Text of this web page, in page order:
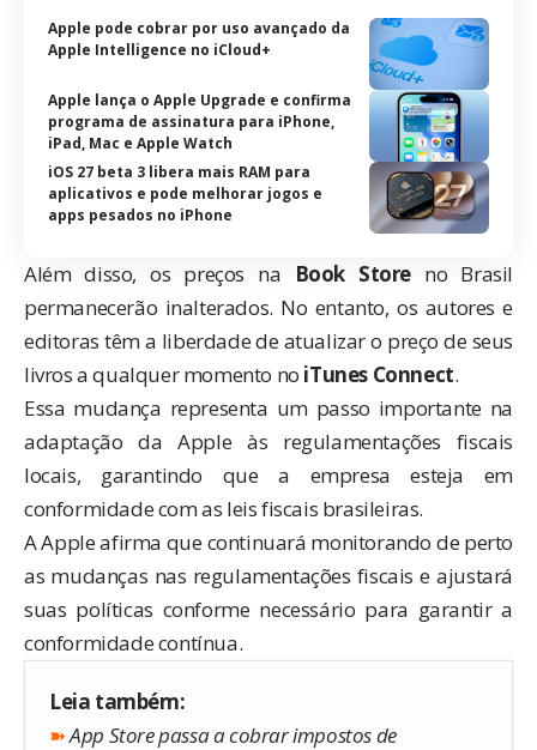
Apple pode cobrar por uso avançado da
Apple Intelligence no iCloud+
Apple lança o Apple Upgrade e confirma
programa de assinatura para iPhone,
iPad, Mac e Apple Watch
iOS 27 beta 3 libera mais RAM para
aplicativos e pode melhorar jogos e
apps pesados no iPhone
Além disso, os preços na Book Store no Brasil
permanecerão inalterados. No entanto, os autores e
editoras têm a liberdade de atualizar o preço de seus
livros a qualquer momento no iTunes Connect.
Essa mudança representa um passo importante na
adaptação da Apple às regulamentações fiscais
locais, garantindo que a empresa esteja em
conformidade com as leis fiscais brasileiras.
A Apple afirma que continuará monitorando de perto
as mudanças nas regulamentações fiscais e ajustará
suas políticas conforme necessário para garantir a
conformidade contínua.
Leia também:
➽App Store passa a cobrar impostos de